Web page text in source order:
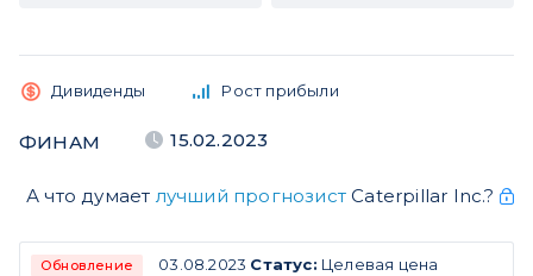
Дивиденды Рост прибыли
ФИНАМ 15.02.2023
А что думает лучший прогнозистCaterpillar Inc.?
Обновление 03.08.2023 Статус: Целевая цена